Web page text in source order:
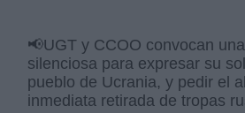
📢UGT y CCOO convocan
silenciosa para expresar su
pueblo de Ucrania, y pedir el
inmediata retirada de tropas